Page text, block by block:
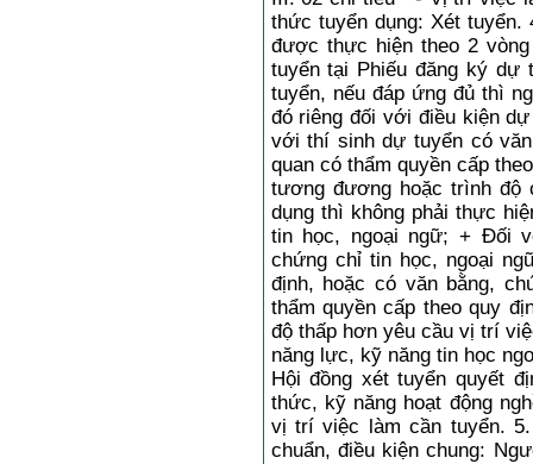
thức tuyển dụng: Xét
được thực hiện theo 2
tuyển tại Phiếu đăng ký dự
tuyển, nếu đáp ứng đủ thì
đó riêng đối với điều kiện
với thí sinh dự tuyển có
quan có thẩm quyền cấp
tương đương hoặc trình
dụng thì không phải thực
tin học, ngoại ngữ; + Đối
chứng chỉ tin học, ngoại
định, hoặc có văn bằng,
thẩm quyền cấp theo quy
độ thấp hơn yêu cầu vị trí
năng lực, kỹ năng tin học
Hội đồng xét tuyển quyết
thức, kỹ năng hoạt động
vị trí việc làm cần tuyển.
chuẩn, điều kiện chung: